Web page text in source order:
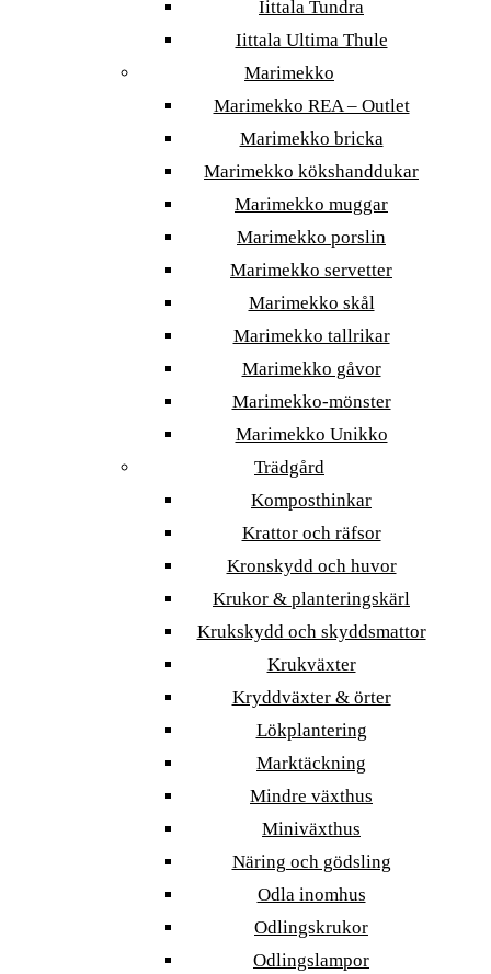
Iittala Tundra
Iittala Ultima Thule
Marimekko
Marimekko REA – Outlet
Marimekko bricka
Marimekko kökshanddukar
Marimekko muggar
Marimekko porslin
Marimekko servetter
Marimekko skål
Marimekko tallrikar
Marimekko gåvor
Marimekko-mönster
Marimekko Unikko
Trädgård
Komposthinkar
Krattor och räfsor
Kronskydd och huvor
Krukor & planteringskärl
Krukskydd och skyddsmattor
Krukväxter
Kryddväxter & örter
Lökplantering
Marktäckning
Mindre växthus
Miniväxthus
Näring och gödsling
Odla inomhus
Odlingskrukor
Odlingslampor